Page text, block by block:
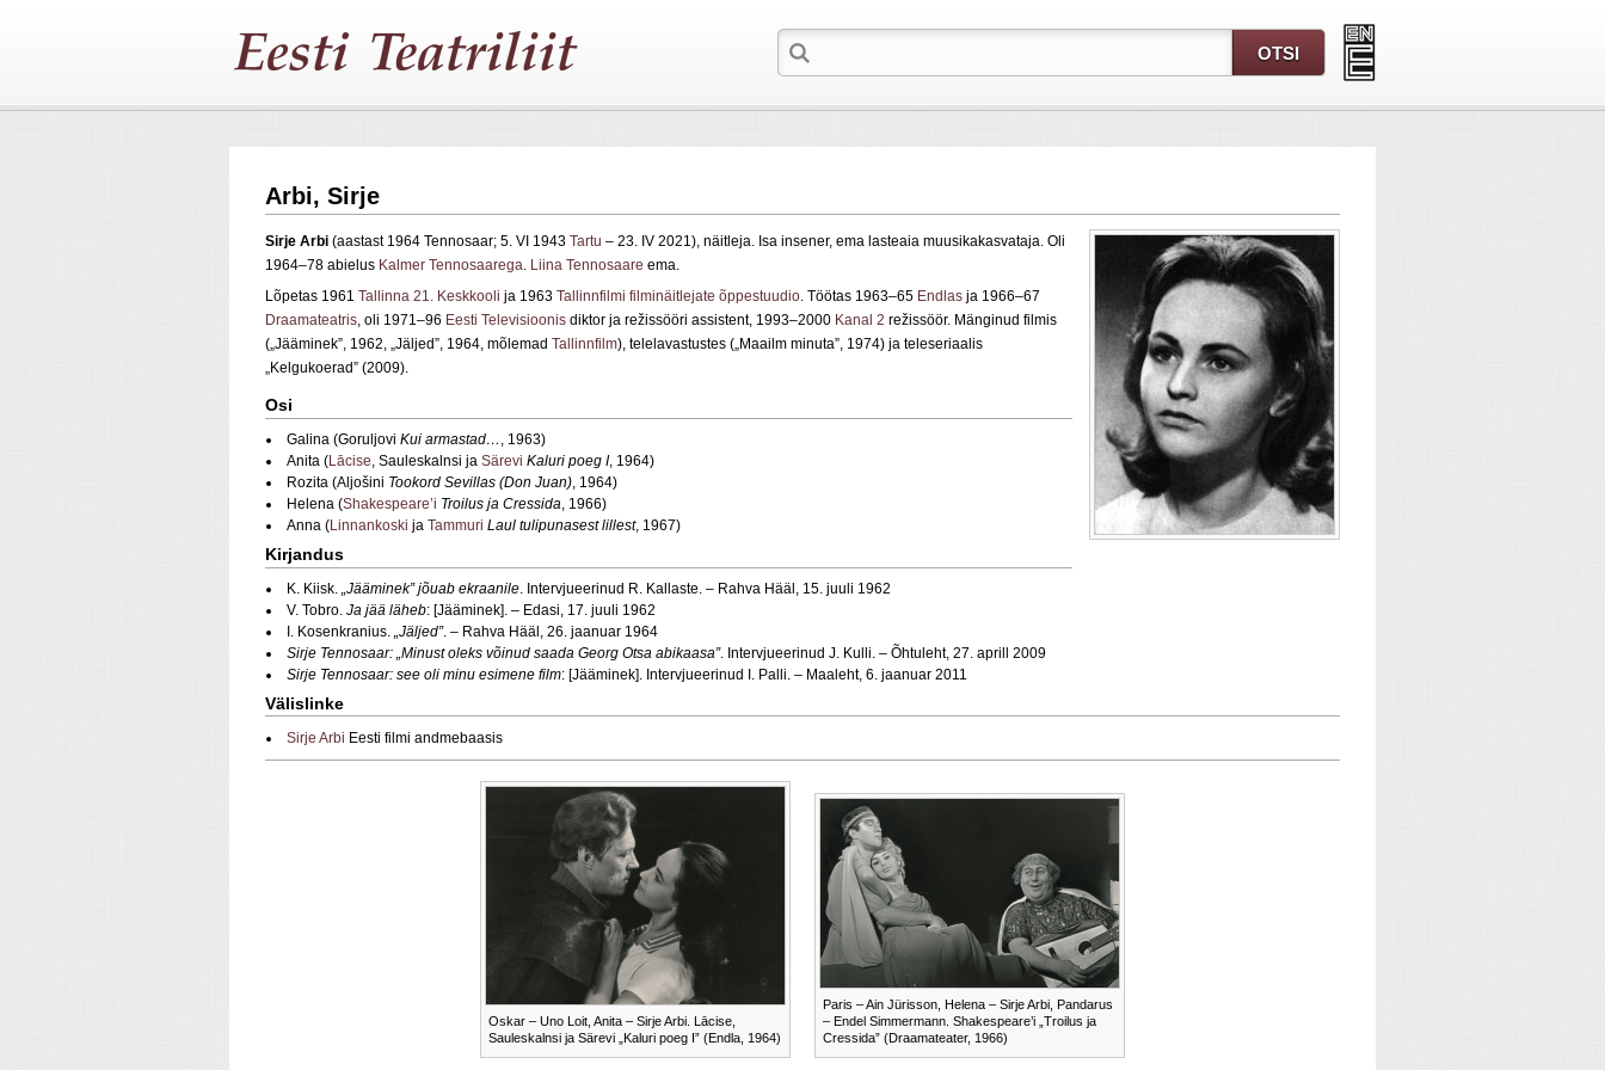
Arbi, Sirje
Sirje Arbi (aastast 1964 Tennosaar; 5. VI 1943 Tartu – 23. IV 2021), näitleja. Isa insener, ema lasteaia muusikakasvataja. Oli
1964–78 abielus Kalmer Tennosaarega. Liina Tennosaare ema.
Lõpetas 1961 Tallinna 21. Keskkooli ja 1963 Tallinnfilmi filminäitlejate õppestuudio. Töötas 1963–65 Endlas ja 1966–67
Draamateatris, oli 1971–96 Eesti Televisioonis diktor ja režissööri assistent, 1993–2000 Kanal 2 režissöör. Mänginud filmis
(„Jääminek”, 1962, „Jäljed”, 1964, mõlemad Tallinnfilm), telelavastustes („Maailm minuta”, 1974) ja teleseriaalis
„Kelgukoerad” (2009).
Osi
Galina (Goruljovi Kui armastad… , 1963)
Anita (Lācise, Sauleskalnsi ja Särevi Kaluri poeg I, 1964)
Rozita (Aljošini Tookord Sevillas (Don Juan), 1964)
Helena (Shakespeare’i Troilus ja Cressida, 1966)
Anna (Linnankoski ja Tammuri Laul tulipunasest lillest, 1967)
Kirjandus
K. Kiisk. „Jääminek” jõuab ekraanile. Intervjueerinud R. Kallaste. – Rahva Hääl, 15. juuli 1962
V. Tobro. Ja jää läheb: [Jääminek]. – Edasi, 17. juuli 1962
I. Kosenkranius. „Jäljed”. – Rahva Hääl, 26. jaanuar 1964
Sirje Tennosaar: „Minust oleks võinud saada Georg Otsa abikaasa”. Intervjueerinud J. Kulli. – Õhtuleht, 27. aprill 2009
Sirje Tennosaar: see oli minu esimene film: [Jääminek]. Intervjueerinud I. Palli. – Maaleht, 6. jaanuar 2011
Välislinke
Sirje Arbi Eesti filmi andmebaasis
Oskar – Uno Loit, Anita – Sirje Arbi. Lācise,
Sauleskalnsi ja Särevi „Kaluri poeg I” (Endla, 1964)
Paris – Ain Jürisson, Helena – Sirje Arbi, Pandarus
– Endel Simmermann. Shakespeare’i „Troilus ja
Cressida” (Draamateater, 1966)